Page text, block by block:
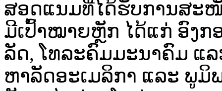
ສອດແນມ​ທີ່​ໄດ້ຮັບ​ການ​ສະ
ມີ​ເປົ້າ​ໝາຍ​ຫຼັກ​ ໄດ້​ແກ່​ ອົງ​
ລັດ,​ ໂທລະຄົມມະນາຄົມ ແ
ຫາລັດ​ອະ​ເມລິກາ​ ແລະ ​ພູມິ